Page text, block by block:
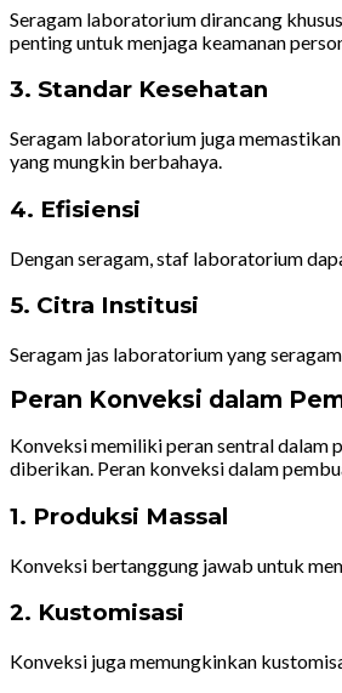
Seragam laboratorium dirancang
penting untuk menjaga keamanan
3. Standar Kesehatan
Seragam laboratorium juga
yang mungkin berbahaya.
4. Efisiensi
Dengan seragam, staf laboratorium
5. Citra Institusi
Seragam jas laboratorium yang
Peran Konveksi dalam
Konveksi memiliki peran sentral dalam
diberikan. Peran konveksi dalam
1. Produksi Massal
Konveksi bertanggung jawab untuk
2. Kustomisasi
Konveksi juga memungkinkan